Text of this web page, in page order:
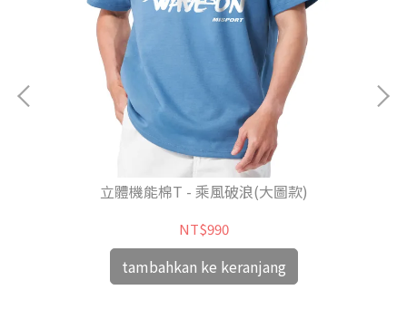
立體機能棉T - 乘風破浪(大圖款)
NT$990
tambahkan ke keranjang